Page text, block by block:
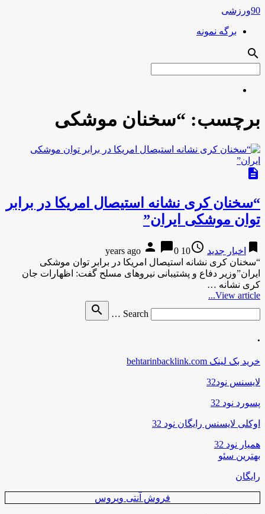
90ورزشی
برگه نمونه
search
برچسب: “سخنان موشکی
description
“سخنان کری نشانه استیصال امریکا در برابر
توان موشکی ایران”
bookmark اخبار جدید access_time
10 years ago
person chat_bubble0
“سخنان کری نشانه استیصال امریکا در برابر توان موشکی
ایران”وزیر دفاع و پشتیبانی نیروهای مسلح گفت: اظهارات جان
کری نشانه …
View article...
Search …
search
.
خرید بک لینک behtarinbacklink.com
لایسنس نود32
پسورد نود 32
اوکلی لایسنس رایگان نود 32
همیار نود 32
بهترین سئو
رایگان
فروش آنتی ویروس